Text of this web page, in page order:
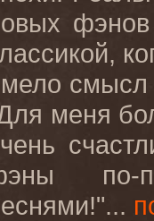
фэнов
смысл
меня
по-